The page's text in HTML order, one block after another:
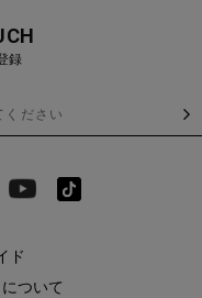
録
ド
ついて